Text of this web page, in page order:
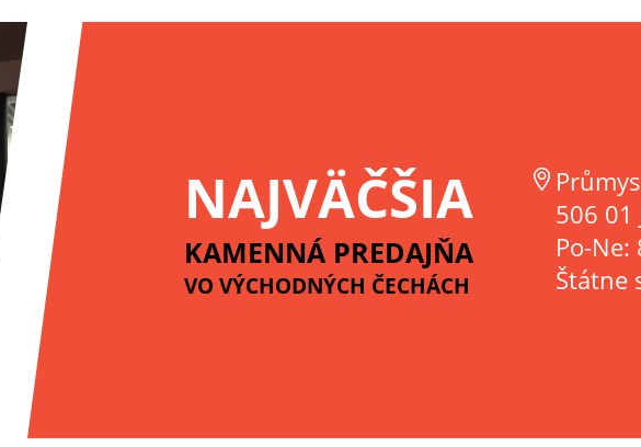
NAJVÄČŠIA
KAMENNÁ PREDAJŇA
VO VÝCHODNÝCH ČECHÁCH
506 01
Po-Ne:
Štátne